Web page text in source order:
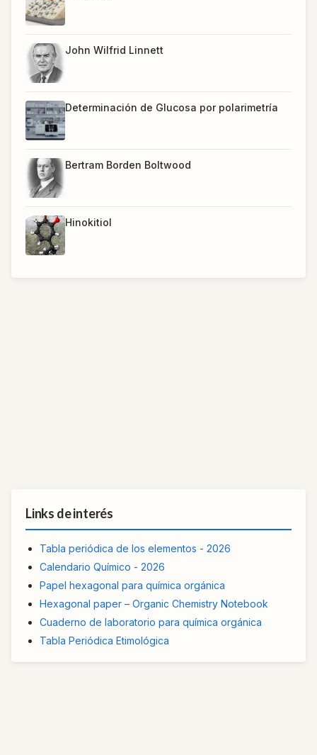
John Wilfrid Linnett
Determinación de Glucosa por polarimetría
Bertram Borden Boltwood
Hinokitiol
Links de interés
Tabla periódica de los elementos - 2026
Calendario Químico - 2026
Papel hexagonal para química orgánica
Hexagonal paper – Organic Chemistry Notebook
Cuaderno de laboratorio para química orgánica
Tabla Periódica Etimológica